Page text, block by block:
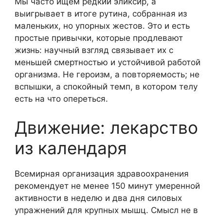
выигрывает в итоге рутина, собранная из
маленьких, но упорных жестов. Это и есть
простые привычки, которые продлевают
жизнь: научный взгляд связывает их с
меньшей смертностью и устойчивой работой
организма. Не героизм, а повторяемость; не
вспышки, а спокойный темп, в котором телу
есть на что опереться.
Движение: лекарство
из календаря
Всемирная организация здравоохранения
рекомендует не менее 150 минут умеренной
активности в неделю и два дня силовых
упражнений для крупных мышц. Смысл не в